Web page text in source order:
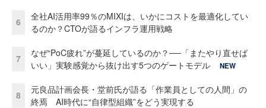
6
全社AI活用率99％のMIXIは、いかにコストを最適化してい
るのか？CTOが語るインフラ運用戦略
7
なぜ“PoC疲れ”が蔓延しているのか？──「またやり直せば
いい」実験感覚から抜け出す5つのゲートモデル
NEW
8
元良品計画会長・堂前氏が語る「作業員としての人間」の
終焉 AI時代に“自律型組織”をどう実現する